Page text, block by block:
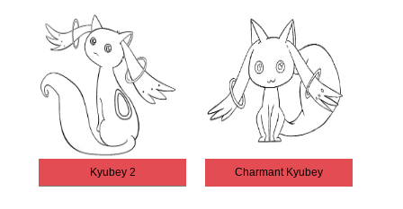
Kyubey 2 Charmant Kyubey